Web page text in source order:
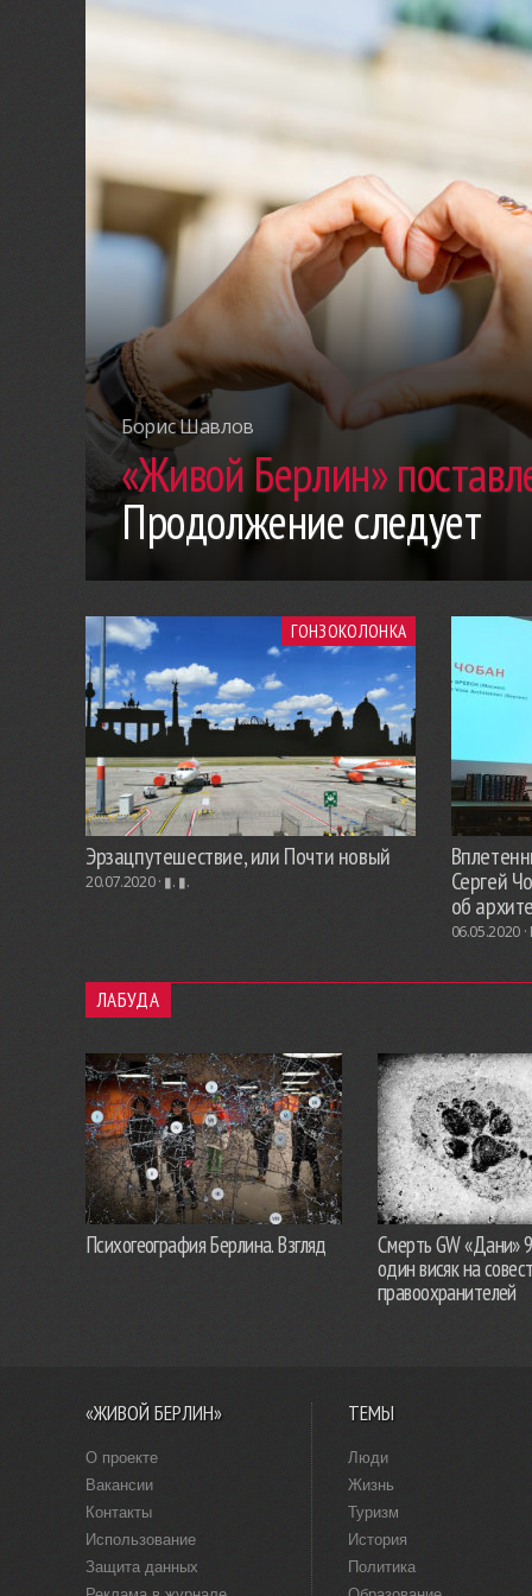
Борис Шавлов
«Живой Берлин»
Продолжение следует
ГОНЗОКОЛОНКА
Эрзацпутешествие, или Почти новый
20.07.2020 · ▮. ▮.
Сергей
об
06.05.2020 ·
ЛАБУДА
Психогеография Берлина. Взгляд
Смерть GW «Дани»
один висяк на
правоохранителей
«ЖИВОЙ БЕРЛИН»
О проекте
Вакансии
Контакты
Использование
Защита данных
ТЕМЫ
Люди
Жизнь
Туризм
История
Политика